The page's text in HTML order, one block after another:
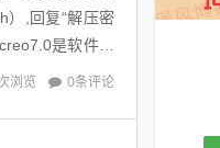
）,回复“解压密
是软件安
浏览 0条评论